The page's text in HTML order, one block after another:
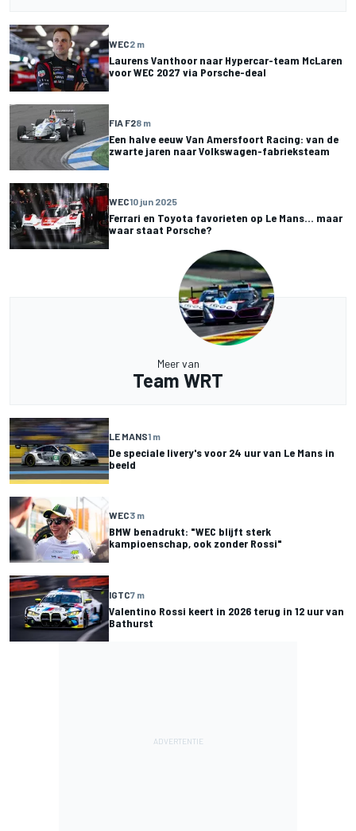
WEC2 m
Laurens Vanthoor naar Hypercar-team McLaren
voor WEC 2027 via Porsche-deal
FIA F28 m
Een halve eeuw Van Amersfoort Racing: van de
zwarte jaren naar Volkswagen-fabrieksteam
WEC10 jun 2025
Ferrari en Toyota favorieten op Le Mans... maar
waar staat Porsche?
Meer van
Team WRT
LE MANS1 m
De speciale livery's voor 24 uur van Le Mans in
beeld
WEC3 m
BMW benadrukt: "WEC blijft sterk
kampioenschap, ook zonder Rossi"
IGTC7 m
Valentino Rossi keert in 2026 terug in 12 uur van
Bathurst